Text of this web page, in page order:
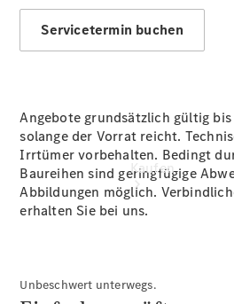
Kaufen
Servicetermin buchen
Angebote grundsätzlich gültig
solange der Vorrat reicht.
Irrtümer vorbehalten. Bedingt
Baureihen sind geringfügige
Abbildungen möglich.
erhalten Sie bei uns.
Unbeschwert unterwegs.